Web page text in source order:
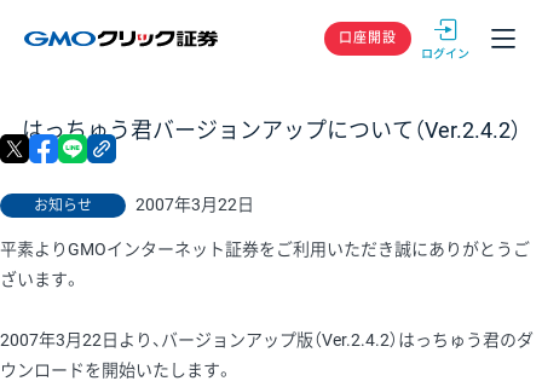
GMOクリック
口座開設
はっちゅう君バージョンアップについて（Ver.2.4.2）
お知らせ 2007年3月22日
X facebook
平素よりGMOインターネット証券をご利用いただき誠にありがとうご
ざいます。
2007年3月22日より、バージョンアップ版（Ver.2.4.2）はっちゅう君のダ
ウンロードを開始いたします。